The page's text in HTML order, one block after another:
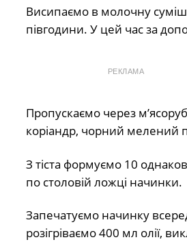
Висипаємо в молочну суміш
півгодини. У цей час за
РЕКЛАМА
Пропускаємо через
коріандр, чорний мелений
З тіста формуємо 10
по столовій ложці начинки.
Запечатуємо начинку
розігріваємо 400 мл олії,